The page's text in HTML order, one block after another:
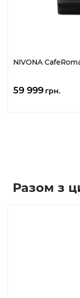
NIVONA
59 999 грн.
Разом з